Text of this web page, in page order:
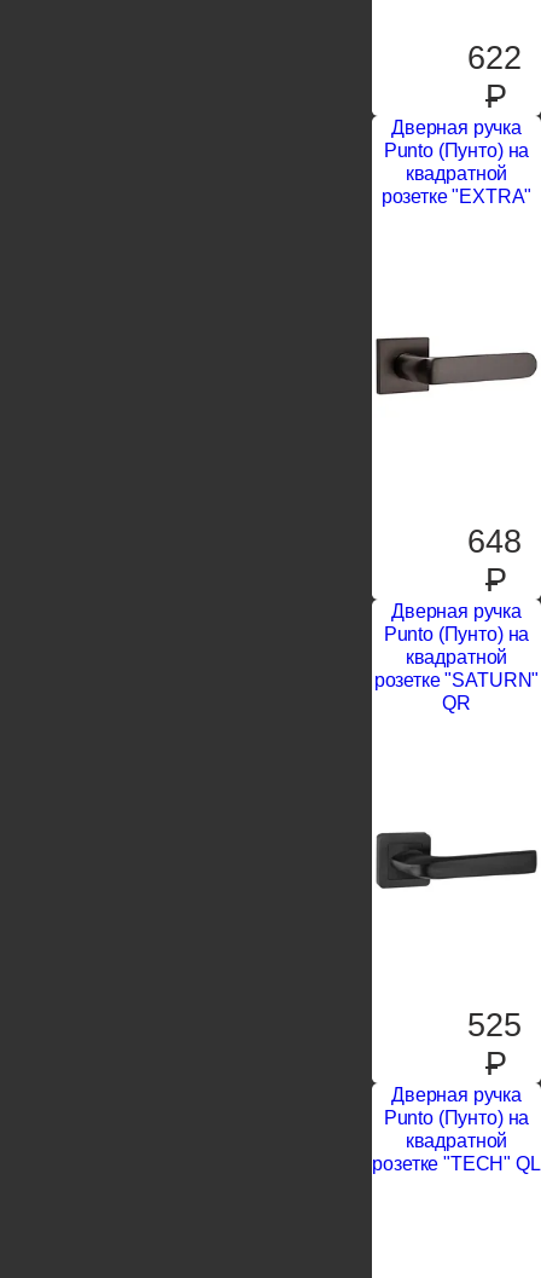
622
P
Дверная ручка
Punto (Пунто) на
квадратной
розетке "EXTRA"
648
P
Дверная ручка
Punto (Пунто) на
квадратной
розетке "SATURN"
QR
525
P
Дверная ручка
Punto (Пунто) на
квадратной
розетке "TECH" QL